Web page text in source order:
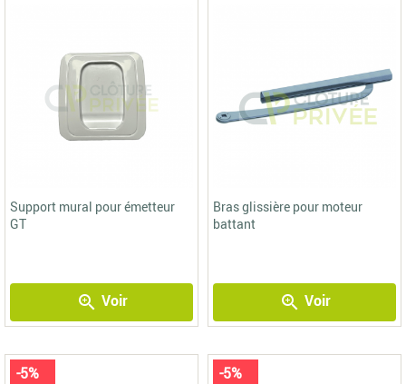
n’attendez plus pour découvrir nos produits !
Support mural pour émetteur
GT
zoom_in Voir
Bras glissière pour moteur
battant
zoom_in Voir
-5% -5%